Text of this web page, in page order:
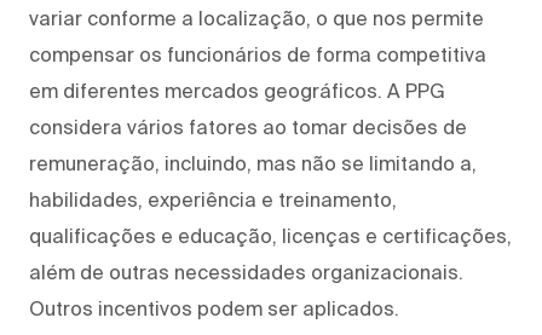
variar conforme a localização, o que nos permite
compensar os funcionários de forma competitiva
em diferentes mercados geográficos. A PPG
considera vários fatores ao tomar decisões de
remuneração, incluindo, mas não se limitando a,
habilidades, experiência e treinamento,
qualificações e educação, licenças e certificações,
além de outras necessidades organizacionais.
Outros incentivos podem ser aplicados.